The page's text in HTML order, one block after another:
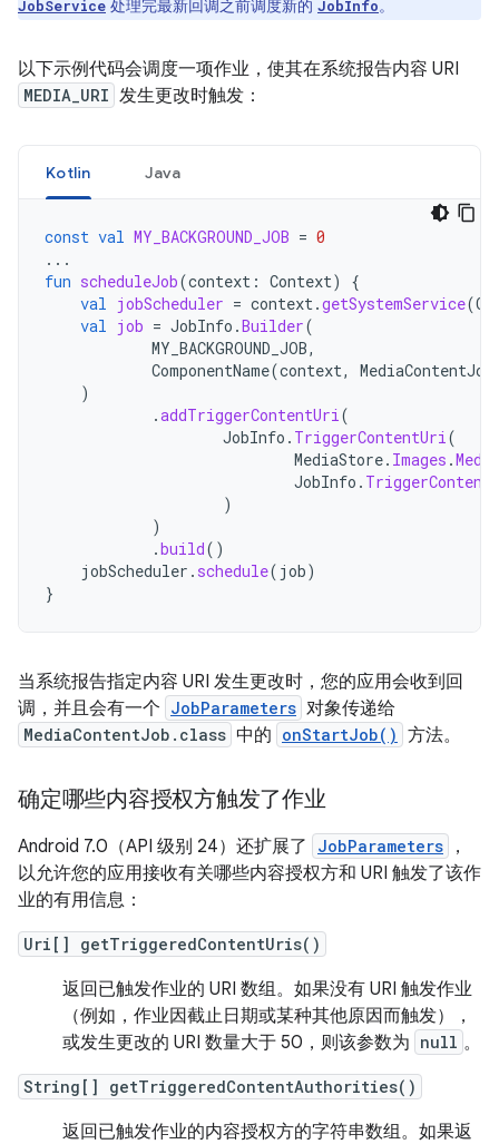
JobService 处理完最新回调之前调度新的 JobInfo。
以下示例代码会调度一项作业，使其在系统报告内容 URI
MEDIA_URI 发生更改时触发：
Kotlin Java
const val MY_BACKGROUND_JOB = 0
...
fun scheduleJob(context : Context)
{
val jobScheduler = context.getSystemService(
val job = JobInfo .Builder(
MY_BACKGROUND_JOB,
ComponentName(context, MediaContentJob
)
.addTriggerContentUri(
JobInfo . TriggerContentUri(
MediaStore. Images .Media
JobInfo .
)
)
.build()
jobScheduler . schedule( job)
}
当系统报告指定内容 URI 发生更改时，您的应用会收到回
调，并且会有一个 JobParameters 对象传递给
MediaContentJob.class 中的 onStartJob() 方法。
确定哪些内容授权方触发了作业
Android 7.0（API 级别 24）还扩展了 JobParameters
，
以允许您的应用接收有关哪些内容授权方和 URI 触发了该作
业的有用信息：
Uri[] getTriggeredContentUris()
返回已触发作业的 URI 数组。如果没有 URI 触发作业
（例如，作业因截止日期或某种其他原因而触发），
或发生更改的 URI 数量大于 50，则该参数为 null 。
String[] getTriggeredContentAuthorities()
返回已触发作业的内容授权方的字符串数组。如果返